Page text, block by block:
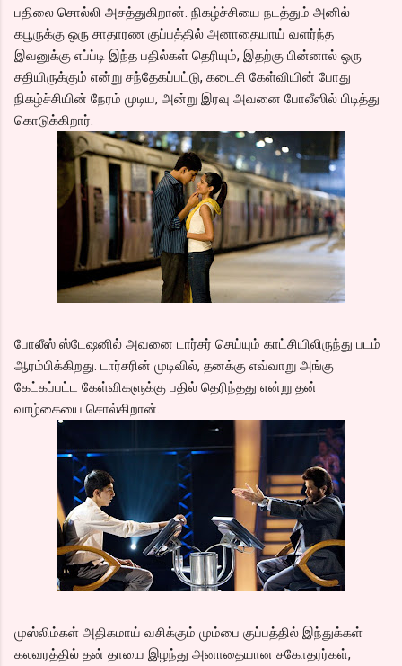
பதிலை சொல்லி அசத்துகிறான். நிகழ்ச்சியை நடத்தும் அனில்
கபூருக்கு ஒரு சாதாரண குப்பத்தில் அனாதையாய் வளர்ந்த
இவனுக்கு எப்ப்டி இந்த பதில்கள் தெரியும், இதற்கு பின்னால் ஒரு
சதியிருக்கும் என்று சந்தேகப்பட்டு, கடைசி கேள்வியின் போது
நிகழ்ச்சியின் நேரம் முடிய, அன்று இரவு அவனை போலீஸில் பிடித்து
கொடுக்கிறார்.
போலீஸ் ஸ்டேஷனில் அவனை டார்சர் செய்யும் காட்சியிலிருந்து படம்
ஆரம்பிக்கிறது. டார்சரின் முடிவில், தனக்கு எவ்வாறு அங்கு
கேட்கப்பட்ட கேள்விகளுக்கு பதில் தெரிந்தது என்று தன்
வாழ்கையை சொல்கிறான்.
முஸ்லிம்கள் அதிகமாய் வசிக்கும் மும்பை குப்பத்தில் இந்துக்கள்
கலவரத்தில் தன் தாயை இழந்து அனாதையான சகோதரர்கள்,